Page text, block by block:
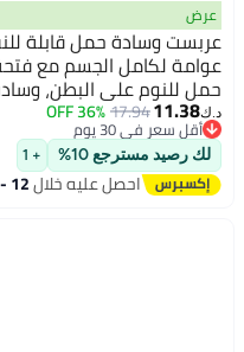
عرض
عربست وسادة حمل قابلة
عوامة لكامل الجسم مع
حمل للنوم على البطن،
الحمل الأساسية، أزرق
د.ك‏11.38
17.94
36% OFF
أقل سعر في 30 يوم
أقل سعر في 30 يوم
لك رصيد مسترجع 10% + 1
احصل عليه خلال12 - 13 اغسطس